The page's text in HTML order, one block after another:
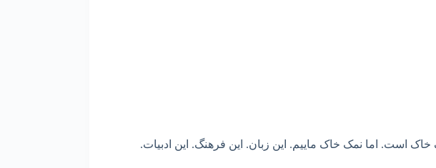
است. اما نمک خاک ماییم. این زبان. این فرهنگ. این ادبیات.